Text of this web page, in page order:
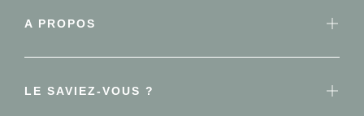
A PROPOS
LE SAVIEZ-VOUS ?